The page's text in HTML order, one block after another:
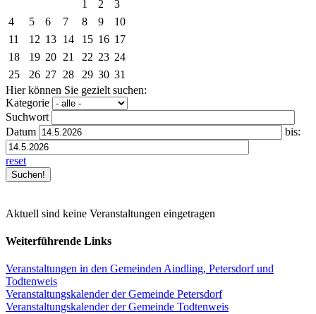
1
2
3
4
5 6 7 8 9
10
11
12 13 14 15 16 17
18
19 20 21 22 23 24
25
26 27 28 29 30 31
Hier können Sie gezielt suchen:
Kategorie
Suchwort
Datum
bis:
reset
Aktuell sind keine Veranstaltungen eingetragen
Weiterführende Links
Veranstaltungen in den Gemeinden Aindling, Petersdorf und
Todtenweis
Veranstaltungskalender der Gemeinde Petersdorf
Veranstaltungskalender der Gemeinde Todtenweis